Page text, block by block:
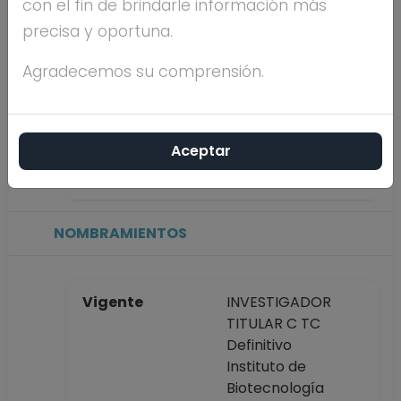
Máximo nivel de
Antigüedad
académica en la
50 años
NOMBRAMIENTOS
Vigente
INVESTIGADOR
TITULAR C TC
Definitivo
Instituto de
Biotecnología
con el fin de brindarle información más
precisa y oportuna.
Agradecemos su comprensión.
Aceptar